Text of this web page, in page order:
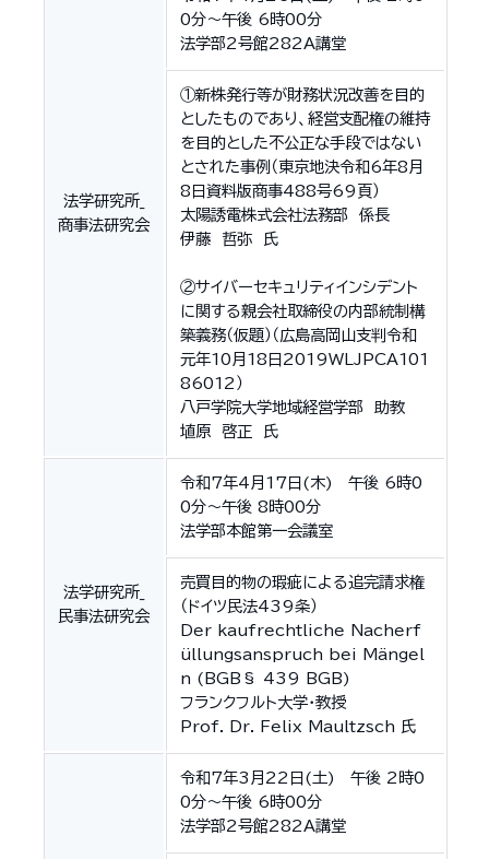
法学研究所_
商事法研究会
0分～午後 6時00分
法学部2号館282A講堂
①新株発行等が財務状況改善を目的
としたものであり、経営支配権の維持
を目的とした不公正な手段ではない
とされた事例（東京地決令和6年8月
8日資料版商事488号69頁）
太陽誘電株式会社法務部 係長
伊藤 哲弥 氏
②サイバーセキュリティインシデント
に関する親会社取締役の内部統制構
築義務（仮題）（広島高岡山支判令和
元年10月18日2019WLJPCA101
86012）
八戸学院大学地域経営学部 助教
埴原 啓正 氏
法学研究所_
民事法研究会
令和7年4月17日(木) 午後 6時0
0分～午後 8時00分
法学部本館第一会議室
売買目的物の瑕疵による追完請求権
（ドイツ民法439条）
Der kaufrechtliche Nacherf
üllungsanspruch bei Mängel
n (BGB§ 439 BGB)
フランクフルト大学・教授
Prof. Dr. Felix Maultzsch 氏
令和7年3月22日(土) 午後 2時0
0分～午後 6時00分
法学部2号館282A講堂